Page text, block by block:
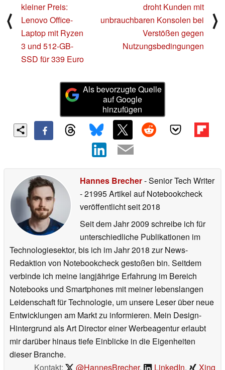
⟨
kleiner Preis:
Lenovo Office-
Laptop mit Ryzen
3 und 512-GB-
SSD für 339 Euro
droht Kunden mit
unbrauchbaren Konsolen bei
Verstößen gegen
Nutzungsbedingungen
⟩
Als bevorzugte Quelle
auf Google
hinzufügen
Hannes Brecher- Senior Tech Writer
- 21995 Artikel auf Notebookcheck
veröffentlichtseit 2018
Seit dem Jahr 2009 schreibe ich für
unterschiedliche Publikationen im
Technologiesektor, bis ich im Jahr 2018 zur News-
Redaktion von Notebookcheck gestoßen bin. Seitdem
verbinde ich meine langjährige Erfahrung im Bereich
Notebooks und Smartphones mit meiner lebenslangen
Leidenschaft für Technologie, um unsere Leser über neue
Entwicklungen am Markt zu informieren. Mein Design-
Hintergrund als Art Director einer Werbeagentur erlaubt
mir darüber hinaus tiefe Einblicke in die Eigenheiten
dieser Branche.
Kontakt:
@HannesBrecher, LinkedIn, Xing